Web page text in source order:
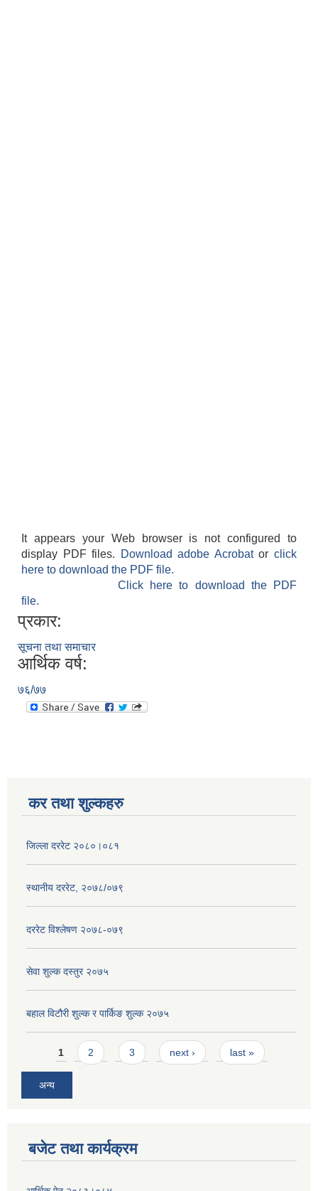
It appears your Web browser is not configured to
display PDF files.
Download adobe Acrobatorclick
here to download the PDF file.
Click here to download the PDF
file.
प्रकार:
सूचना तथा समाचार
आर्थिक वर्ष:
७६/७७
कर तथा शुल्कहरु
जिल्ला दररेट २०८०।०८१
स्थानीय दररेट, २०७८/०७९
दररेट विश्लेषण २०७८-०७९
सेवा शुल्क दस्तुर २०७५
बहाल विटौरी शुल्क र पार्किङ शुल्क २०७५
Pages
1 2 3 next › last »
अन्य
बजेट तथा कार्यक्रम